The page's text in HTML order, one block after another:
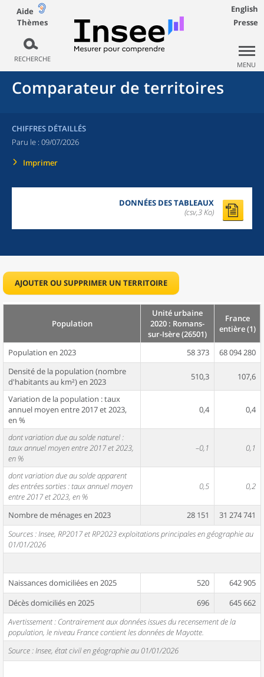
Aide
Thèmes
RECHERCHE
English
Presse
MENU
Comparateur de territoires
CHIFFRES DÉTAILLÉS
Paru le : 09/07/2026
Imprimer
DONNÉES DES TABLEAUX
(csv,3 Ko)
AJOUTER OU SUPPRIMER UN TERRITOIRE
Population
Unité urbaine
2020 : Romans-
sur-Isère (26501)
France
entière (1)
Population en 2023 58 373
68 094 280
Densité de la population (nombre
d'habitants au km²) en 2023
510,3 107,6
Variation de la population : taux
annuel moyen entre 2017 et 2023,
en %
0,4 0,4
dont variation due au solde naturel :
taux annuel moyen entre 2017 et 2023,
en %
–0,1 0,1
dont variation due au solde apparent
des entrées sorties : taux annuel moyen
entre 2017 et 2023, en %
0,5 0,2
Nombre de ménages en 2023 28 151
31 274 741
Sources : Insee, RP2017 et RP2023 exploitations principales en géographie au
01/01/2026
Naissances domiciliées en 2025 520
642 905
Décès domiciliés en 2025
696
645 662
Avertissement : Contrairement aux données issues du recensement de la
population, le niveau France contient les données de Mayotte.
Source : Insee, état civil en géographie au 01/01/2026